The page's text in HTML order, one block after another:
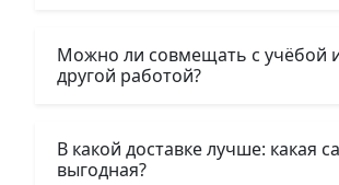
Можно ли совмещать с учёбой
другой работой?
В какой доставке лучше: какая
выгодная?